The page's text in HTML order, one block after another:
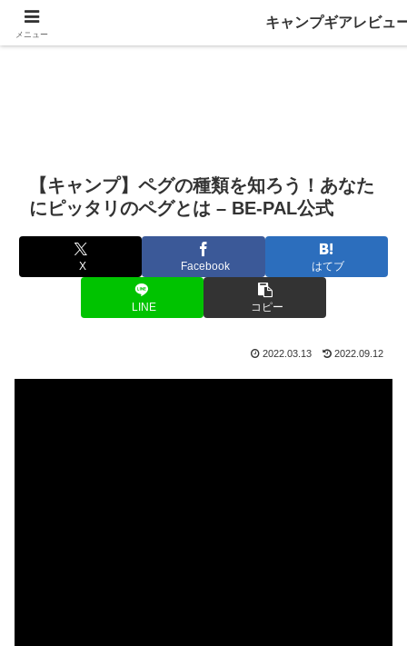
【キャンプ】ペグの種類を知ろう！あなた
にピッタリのペグとは – BE-PAL公式
X Facebook はてブ
LINE コピー
2022.03.13 2022.09.12
メニュー
キャンプギアレビュ